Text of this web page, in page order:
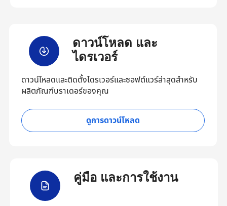
ดาวน์โหลด และ
ไดรเวอร์
ดาวน์โหลดและติดตั้งไดรเวอร์และซอฟต์แวร์ล่าสุดสำหรับ
ผลิตภัณฑ์บราเดอร์ของคุณ
ดูการดาวน์โหลด
คู่มือ และการใช้งาน